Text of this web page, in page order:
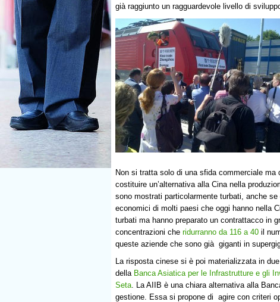
già raggiunto un ragguardevole livello di
Non si tratta solo di una sfida commerciale ma
costituire un’alternativa alla Cina nella
sono mostrati particolarmente turbati, anche
economici di molti paesi che oggi hanno nella
turbati ma hanno preparato un contrattacco in
concentrazioni che ridurranno da 116 a 40 il
queste aziende che sono già giganti in
La risposta cinese si è poi materializzata in
della Banca Asiatica per le Infrastrutture e gli
Seta . La AIIB è una chiara alternativa alla
gestione. Essa si propone di agire con criteri